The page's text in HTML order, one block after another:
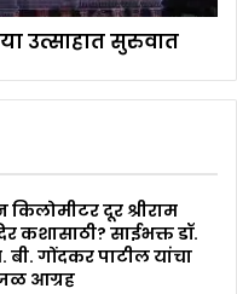
उत्साहात सुरुवात
किलोमीटर दूर श्रीराम
कशासाठी? साईभक्त डॉ.
बी. गोंदकर पाटील यांचा
आग्रह